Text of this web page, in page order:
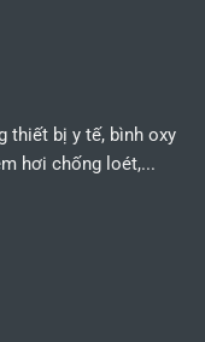
thiết bị y tế, bình oxy
hơi chống loét,...